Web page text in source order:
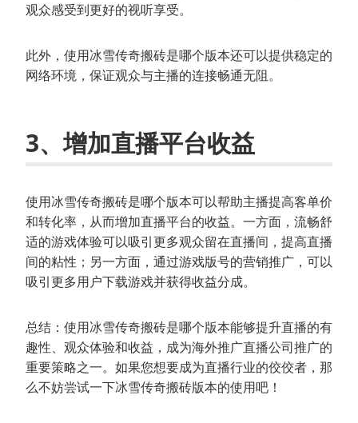
观众感受到更好的视听享受。
此外，使用冰雪传奇搬砖是哪个版本还可以提供稳定的
网络环境，保证观众与主播的连接畅通无阻。
3、增加直播平台收益
使用冰雪传奇搬砖是哪个版本可以帮助主播提高客单价
和转化率，从而增加直播平台的收益。一方面，流畅舒
适的游戏体验可以吸引更多观众留在直播间，提高直播
间的粘性；另一方面，通过游戏版号的营销推广，可以
吸引更多用户下载游戏并获得收益分成。
总结：使用冰雪传奇搬砖是哪个版本能够提升直播的有
趣性、观众体验和收益，成为海外推广直播公司推广的
重要策略之一。如果您想要成为直播行业的佼佼者，那
么不妨尝试一下冰雪传奇搬砖版本的使用吧！